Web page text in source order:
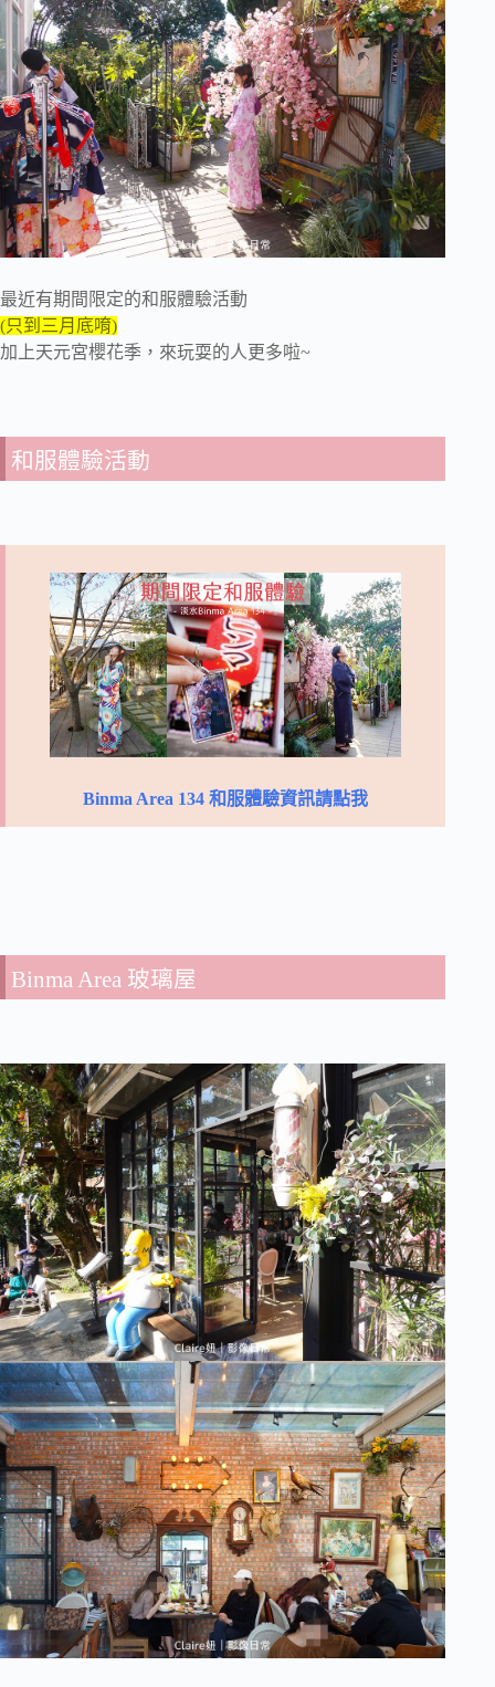
最近有期間限定的和服體驗活動
(只到三月底唷)
加上天元宮櫻花季，來玩耍的人更多啦~
和服體驗活動
Binma Area 134 和服體驗資訊請點我
Binma Area 玻璃屋